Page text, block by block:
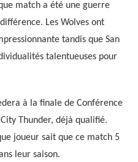
match a été une guerre
Les Wolves ont
tandis que San
talentueuses pour
à la finale de Conférence
Thunder, déjà qualifié.
joueur sait que ce match 5
leur saison.